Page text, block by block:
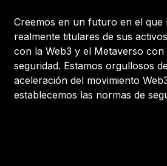
Creemos en un futuro en el que
realmente titulares de sus
con la Web3 y el Metaverso
seguridad. Estamos orgullosos
aceleración del movimiento
establecemos las normas de